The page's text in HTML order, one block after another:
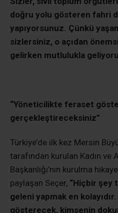
doğru yolu gösteren fahri
yapıyorsunuz. Çünkü
sizlersiniz, o açıdan
gelirken mutlulukla
“Yöneticilikte feraset
gerçekleştireceksiniz”
Türkiye’de ilk kez Mersin
tarafından kurulan Kadın ve
Başkanlığı’nın kurulma
paylaşan Seçer, “Hiçbir şey
geleni yapmak en
gösterecek, kimsenin